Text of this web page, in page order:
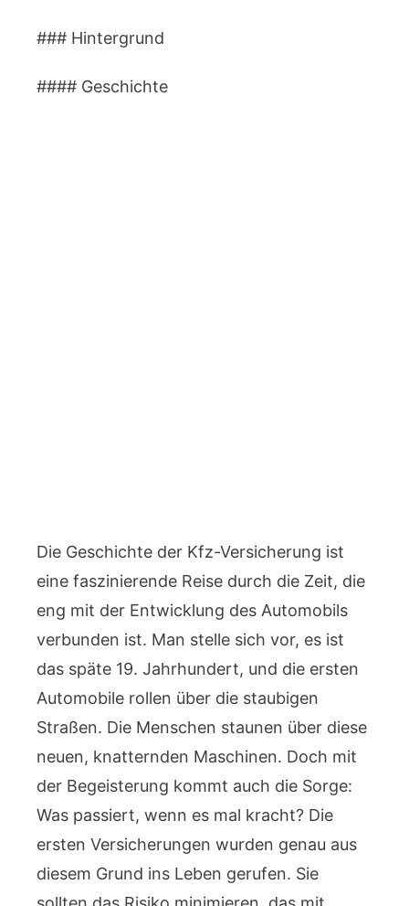
### Hintergrund
#### Geschichte
Die Geschichte der Kfz-Versicherung ist
eine faszinierende Reise durch die Zeit, die
eng mit der Entwicklung des Automobils
verbunden ist. Man stelle sich vor, es ist
das späte 19. Jahrhundert, und die ersten
Automobile rollen über die staubigen
Straßen. Die Menschen staunen über diese
neuen, knatternden Maschinen. Doch mit
der Begeisterung kommt auch die Sorge:
Was passiert, wenn es mal kracht? Die
ersten Versicherungen wurden genau aus
diesem Grund ins Leben gerufen. Sie